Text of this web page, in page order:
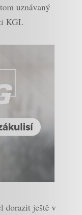
uznávaný
KGI.
dorazit ještě v